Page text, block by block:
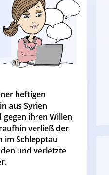
heftigen
aus Syrien
ihren Willen
verließ der
im Schlepptau
und verletzte